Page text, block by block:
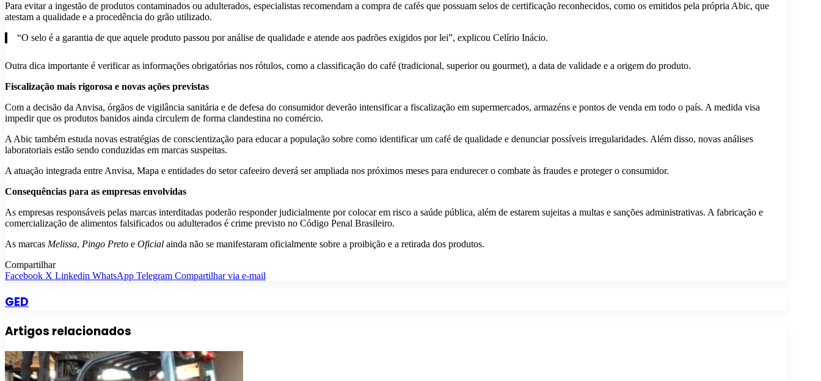
Para evitar a ingestão de produtos contaminados ou adulterados, especialistas recomendam a compra de cafés que possuam selos de certificação reconhecidos, como os emitidos pela própria Abic, que
atestam a qualidade e a procedência do grão utilizado.
“O selo é a garantia de que aquele produto passou por análise de qualidade e atende aos padrões exigidos por lei”, explicou Celírio Inácio.
Outra dica importante é verificar as informações obrigatórias nos rótulos, como a classificação do café (tradicional, superior ou gourmet), a data de validade e a origem do produto.
Fiscalização mais rigorosa e novas ações previstas
Com a decisão da Anvisa, órgãos de vigilância sanitária e de defesa do consumidor deverão intensificar a fiscalização em supermercados, armazéns e pontos de venda em todo o país. A medida visa
impedir que os produtos banidos ainda circulem de forma clandestina no comércio.
A Abic também estuda novas estratégias de conscientização para educar a população sobre como identificar um café de qualidade e denunciar possíveis irregularidades. Além disso, novas análises
laboratoriais estão sendo conduzidas em marcas suspeitas.
A atuação integrada entre Anvisa, Mapa e entidades do setor cafeeiro deverá ser ampliada nos próximos meses para endurecer o combate às fraudes e proteger o consumidor.
Consequências para as empresas envolvidas
As empresas responsáveis pelas marcas interditadas poderão responder judicialmente por colocar em risco a saúde pública, além de estarem sujeitas a multas e sanções administrativas. A fabricação e
comercialização de alimentos falsificados ou adulterados é crime previsto no Código Penal Brasileiro.
As marcas Melissa, Pingo Preto e Oficial ainda não se manifestaram oficialmente sobre a proibição e a retirada dos produtos.
Compartilhar
Facebook X Linkedin WhatsApp Telegram Compartilhar via e-mail
GED
Artigos relacionados